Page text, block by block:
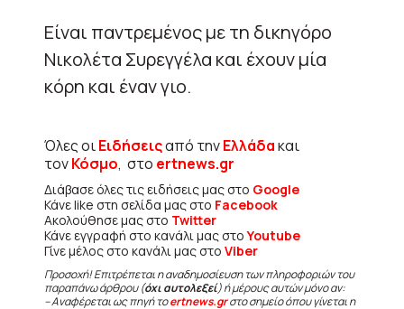
Είναι παντρεμένος με τη δικηγόρο
Νικολέτα Συρεγγέλα και έχουν μία
κόρη και έναν γιο.
Όλες οιΕιδήσειςαπό τηνΕλλάδακαι
τονΚόσμο, στο ertnews.gr
Διάβασε όλες τις ειδήσεις μας στο Google
Κάνε like στη σελίδα μας στο Facebook
Ακολούθησε μας στο Twitter
Κάνε εγγραφή στο κανάλι μας στοYoutube
Γίνε μέλος στο κανάλι μας στο Viber
Προσοχή! Επιτρέπεται η αναδημοσίευση των πληροφοριών του
παραπάνω άρθρου (όχι αυτολεξεί) ή μέρους αυτών μόνο αν:
– Αναφέρεται ως πηγή τοertnews.grστο σημείο όπου γίνεται η